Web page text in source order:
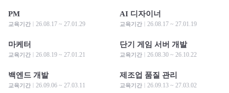
모집 중
모집 중
PM
교육기간 26.08.17 ~ 27.01.29
모집 중
모집 중
AI 디자이너
교육기간 26.08.17 ~ 27.01.19
모집 중
모집 중
마케터
교육기간 26.08.19 ~ 27.01.21
모집 중
모집 중
단기 게임 서버 개발
교육기간 26.08.30 ~ 26.10.22
모집 중
모집 중
백엔드 개발
교육기간 26.09.06 ~ 27.03.11
모집 중
모집 중
제조업 품질 관리
교육기간 26.09.13 ~ 27.03.02